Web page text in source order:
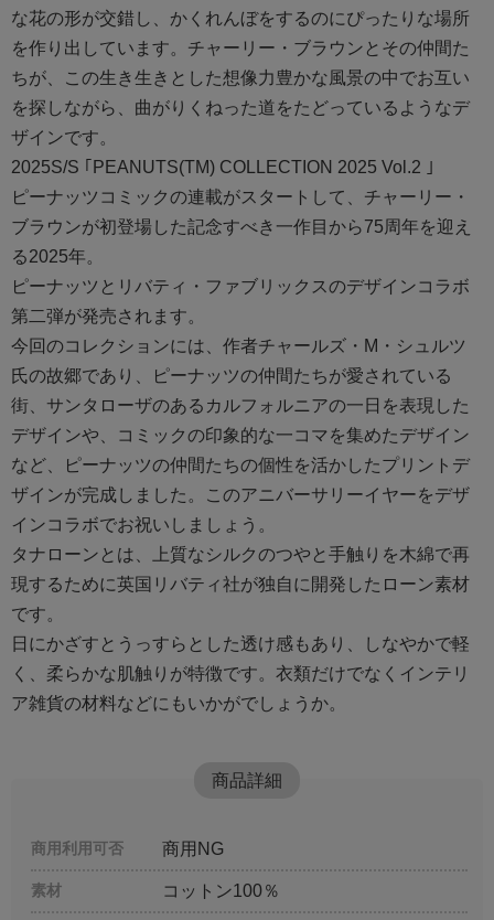
な花の形が交錯し、かくれんぼをするのにぴったりな場所
を作り出しています。チャーリー・ブラウンとその仲間た
ちが、この生き生きとした想像力豊かな風景の中でお互い
を探しながら、曲がりくねった道をたどっているようなデ
ザインです。
2025S/S ｢PEANUTS(TM) COLLECTION 2025 Vol.2 ｣
ピーナッツコミックの連載がスタートして、チャーリー・
ブラウンが初登場した記念すべき一作目から75周年を迎え
る2025年。
ピーナッツとリバティ・ファブリックスのデザインコラボ
第二弾が発売されます。
今回のコレクションには、作者チャールズ・M・シュルツ
氏の故郷であり、ピーナッツの仲間たちが愛されている
街、サンタローザのあるカルフォルニアの一日を表現した
デザインや、コミックの印象的な一コマを集めたデザイン
など、ピーナッツの仲間たちの個性を活かしたプリントデ
ザインが完成しました。このアニバーサリーイヤーをデザ
インコラボでお祝いしましょう。
タナローンとは、上質なシルクのつやと手触りを木綿で再
現するために英国リバティ社が独自に開発したローン素材
です。
日にかざすとうっすらとした透け感もあり、しなやかで軽
く、柔らかな肌触りが特徴です。衣類だけでなくインテリ
ア雑貨の材料などにもいかがでしょうか。
商品詳細
商用利用可否 商用NG
素材 コットン100％